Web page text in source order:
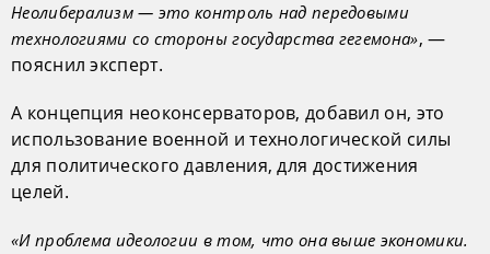
Неолиберализм — это контроль над передовыми
технологиями со стороны государства гегемона», —
пояснил эксперт.
А концепция неоконсерваторов, добавил он, это
использование военной и технологической силы
для политического давления, для достижения
целей.
«И проблема идеологии в том, что она выше экономики.